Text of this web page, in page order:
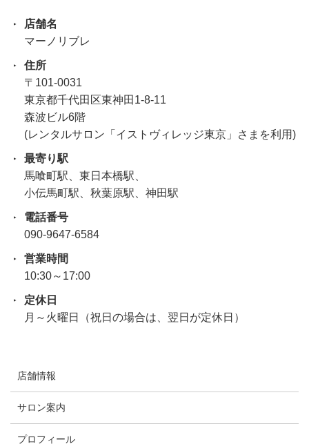
店舗名
マーノリブレ
住所
〒101-0031
東京都千代田区東神田1-8-11
森波ビル6階
(レンタルサロン「イストヴィレッジ東京」さまを利用)
最寄り駅
馬喰町駅、東日本橋駅、
小伝馬町駅、秋葉原駅、神田駅
電話番号
090-9647-6584
営業時間
10:30～17:00
定休日
月～火曜日（祝日の場合は、翌日が定休日）
店舗情報
サロン案内
プロフィール